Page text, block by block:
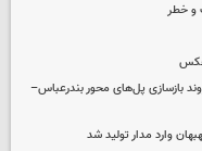
و خطر
عکس
بازسازی پل‌های محور بندرعباس–